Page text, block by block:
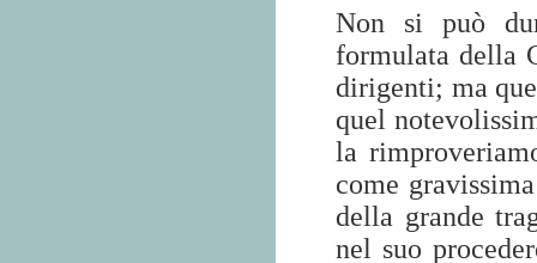
Non si può
formulata della
dirigenti; ma
quel
la
come
della grande
nel suo